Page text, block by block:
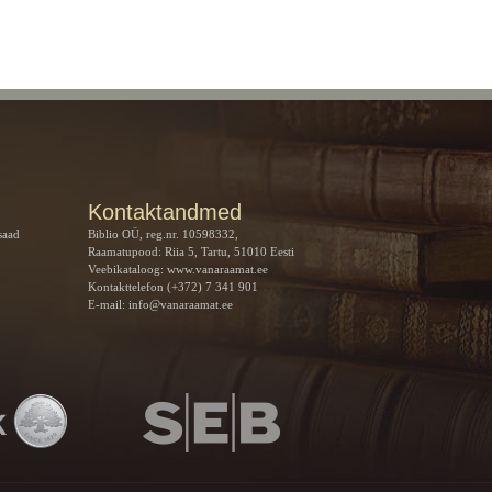
Kontaktandmed
Biblio OÜ, reg.nr. 10598332,
Raamatupood: Riia 5, Tartu, 51010 Eesti
Veebikataloog: www.vanaraamat.ee
Kontakttelefon (+372) 7 341 901
E-mail: info@vanaraamat.ee